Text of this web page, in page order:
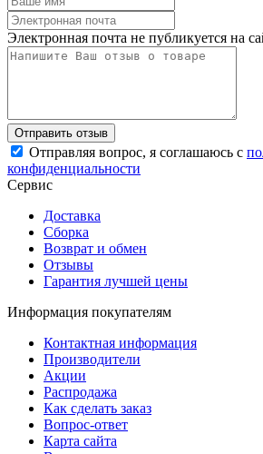
Электронная почта не публикуется на
Отправляя вопрос, я соглашаюсь с
конфиденциальности
Сервис
Доставка
Сборка
Возврат и обмен
Отзывы
Гарантия лучшей цены
Информация покупателям
Контактная информация
Производители
Акции
Распродажа
Как сделать заказ
Вопрос-ответ
Карта сайта